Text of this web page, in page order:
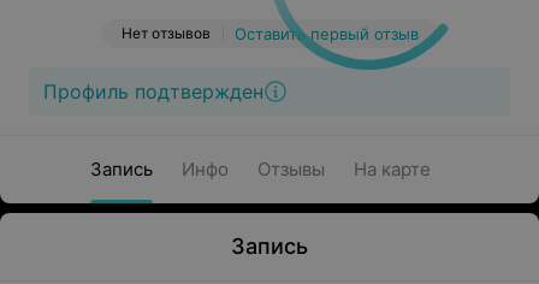
Нет отзывов Оставить первый отзыв
Профиль подтвержден
Запись Инфо Отзывы На карте
Запись